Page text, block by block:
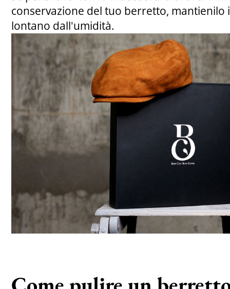
conservazione del tuo berretto, mantienilo
lontano dall'umidità.